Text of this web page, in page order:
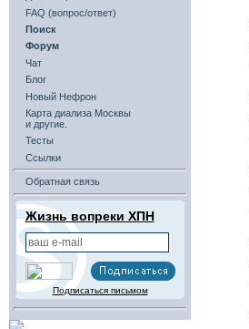
FAQ (вопрос/ответ)
Поиск
Форум
Чат
Блог
Новый Нефрон
Карта диализа Москвы
и другие.
Тесты
Ссылки
Обратная связь
Жизнь вопреки ХПН
Подписаться письмом